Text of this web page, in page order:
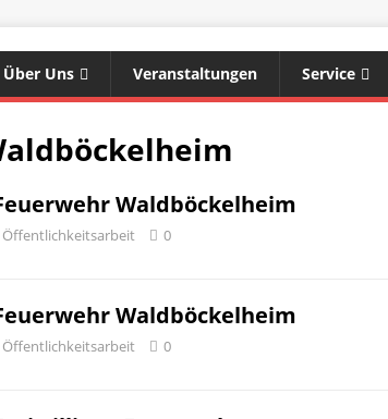
Über Uns Veranstaltungen Service
Waldböckelheim
Öffentlichkeitsarbeit 0
Waldböckelheim
Öffentlichkeitsarbeit 0